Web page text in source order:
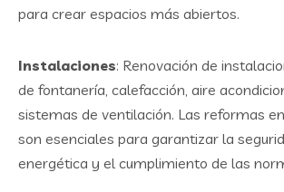
para crear espacios más abiertos.
Instalaciones: Renovación de
de fontanería, calefacción, aire
sistemas de ventilación. Las reformas
son esenciales para garantizar la
energética y el cumplimiento de las